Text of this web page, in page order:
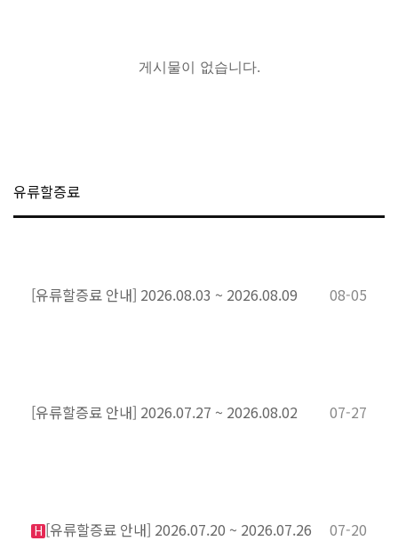
게시물이 없습니다.
유류할증료
[유류할증료 안내] 2026.08.03 ~ 2026.08.09 08-05
[유류할증료 안내] 2026.07.27 ~ 2026.08.02 07-27
H [유류할증료 안내] 2026.07.20 ~ 2026.07.26 07-20